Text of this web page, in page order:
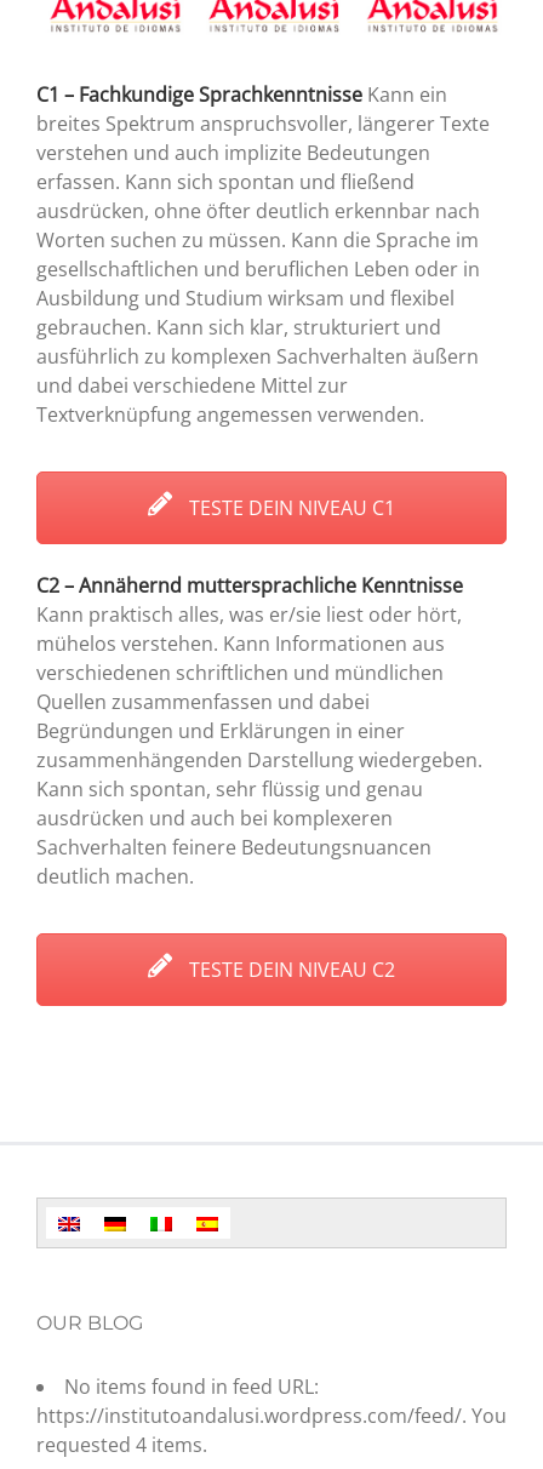
C1 – Fachkundige Sprachkenntnisse Kann ein
breites Spektrum anspruchsvoller, längerer Texte
verstehen und auch implizite Bedeutungen
erfassen. Kann sich spontan und fließend
ausdrücken, ohne öfter deutlich erkennbar nach
Worten suchen zu müssen. Kann die Sprache im
gesellschaftlichen und beruflichen Leben oder in
Ausbildung und Studium wirksam und flexibel
gebrauchen. Kann sich klar, strukturiert und
ausführlich zu komplexen Sachverhalten äußern
und dabei verschiedene Mittel zur
Textverknüpfung angemessen verwenden.
TESTE DEIN NIVEAU C1
C2 – Annähernd muttersprachliche Kenntnisse
Kann praktisch alles, was er/sie liest oder hört,
mühelos verstehen. Kann Informationen aus
verschiedenen schriftlichen und mündlichen
Quellen zusammenfassen und dabei
Begründungen und Erklärungen in einer
zusammenhängenden Darstellung wiedergeben.
Kann sich spontan, sehr flüssig und genau
ausdrücken und auch bei komplexeren
Sachverhalten feinere Bedeutungsnuancen
deutlich machen.
TESTE DEIN NIVEAU C2
OUR BLOG
No items found in feed URL:
https://institutoandalusi.wordpress.com/feed/. You
requested 4 items.